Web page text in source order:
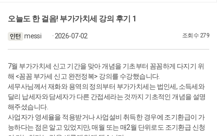
오늘도 한 걸음! 부가가치세 강의 후기 1
messi · 2026-07-02 조회수 279
7월 부가가치세 신고 기간을 맞아 개념을 기초부터 꼼꼼하게 다지기 위
해 <꼼꼼 부가세 신고 완전정복> 강의를 수강했습니다.
세무사님께서 재화와 용역의 정의부터 부가가치세는 법인세, 소득세와
달리 납세자와 담세자가 다른 간접세라는 것까지 기초적인 개념을 설명
해주셨습니다.
사업자가 영세율을 적용받거나 사업설비 취득한 경우에 조기환급이 가
능하다는 점은 알고 있었지만, 매월 또는 매2월 단위로도 조기환급 신청